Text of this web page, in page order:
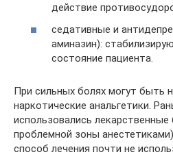
действие
седативные и
аминазин):
состояние пациента.
При сильных болях могут быть
наркотические анальгетики.
использовались
проблемной зоны
способ лечения почти не